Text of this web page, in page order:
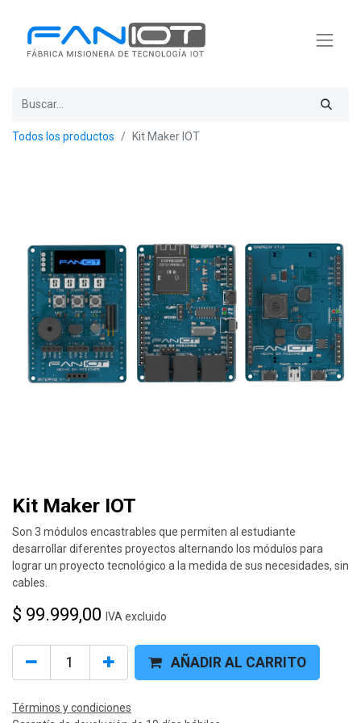
Todos los productos Kit Maker IOT
Kit Maker IOT
Son 3 módulos encastrables que permiten al estudiante
desarrollar diferentes proyectos alternando los módulos para
lograr un proyecto tecnológico a la medida de sus necesidades, sin
cables.
$ 99.999,00 IVA excluido
AÑADIR AL CARRITO
Términos y condiciones